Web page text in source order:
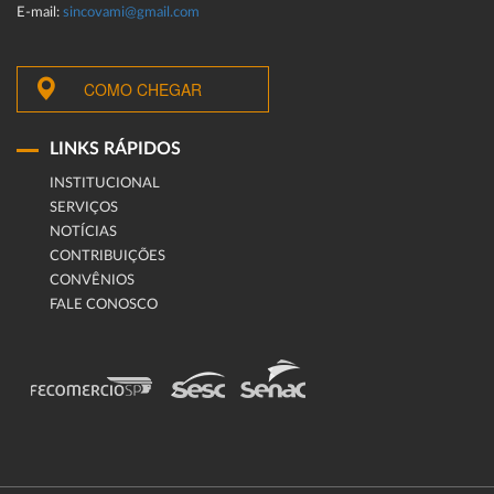
E-mail: sincovami@gmail.com
COMO CHEGAR
LINKS RÁPIDOS
INSTITUCIONAL
SERVIÇOS
NOTÍCIAS
CONTRIBUIÇÕES
CONVÊNIOS
FALE CONOSCO